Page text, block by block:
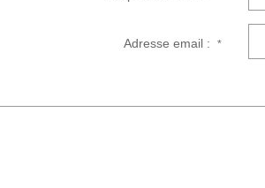
Adresse email :*